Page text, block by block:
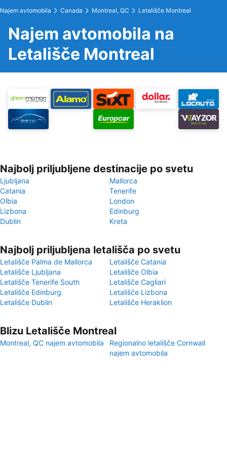
Najem avtomobila Canada Montreal, QC Letališče Montreal
Najem avtomobila na
Letališče Montreal
Najbolj priljubljene destinacije po svetu
Ljubljana
Mallorca
Catania
Tenerife
Olbia
London
Lizbona
Edinburg
Dublin
Kreta
Najbolj priljubljena letališča po svetu
Letališče Palma de Mallorca
Letališče Catania
Letališče Ljubljana
Letališče Olbia
Letališče Tenerife South
Letališče Cagliari
Letališče Edinburg
Letališče Lizbona
Letališče Dublin
Letališče Heraklion
Blizu Letališče Montreal
Montreal, QC najem avtomobila
Regionalno letališče Cornwall
najem avtomobila